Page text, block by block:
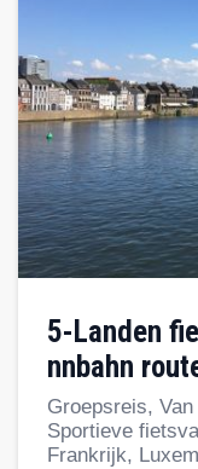
5-Landen fietstour over Maas- en Ve
nnbahn
Groepsreis,
Sportieve
Frankrijk,